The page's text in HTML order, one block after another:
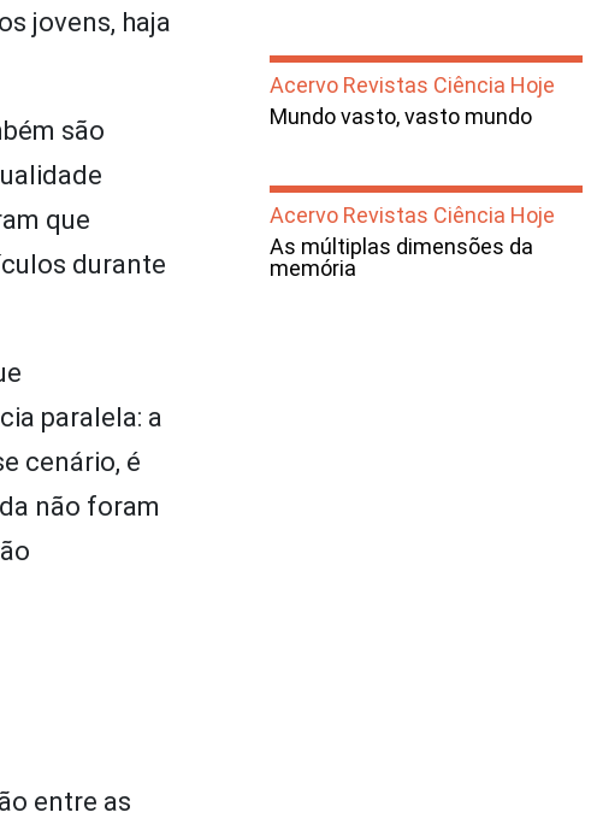
jovens, haja
são
que
durante
paralela: a
cenário, é
não foram
entre as
Acervo Revistas Ciência Hoje
Mundo vasto, vasto mundo
Acervo Revistas Ciência Hoje
As múltiplas dimensões da
memória